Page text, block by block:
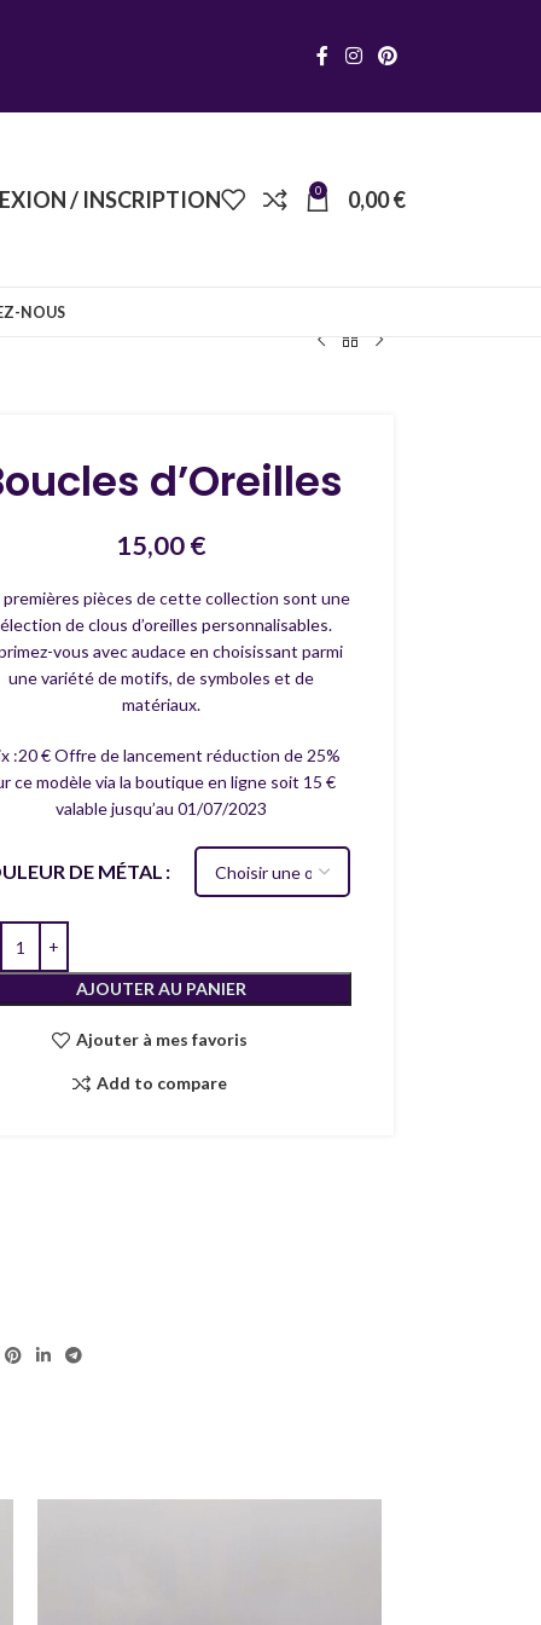
/ INSCRIPTION 0 0,00€
NOUS
d’Oreilles
15,00€
premières pièces de cette collection sont une
de clous d’oreilles personnalisables.
vous avec audace en choisissant parmi
une variété de motifs, de symboles et de
matériaux.
:20 € Offre de lancement réduction de 25%
ce modèle via la boutique en ligne soit 15 €
valable jusqu’au 01/07/2023
DE MÉTAL
AJOUTER AU PANIER
Ajouter à mes favoris
Add to compare